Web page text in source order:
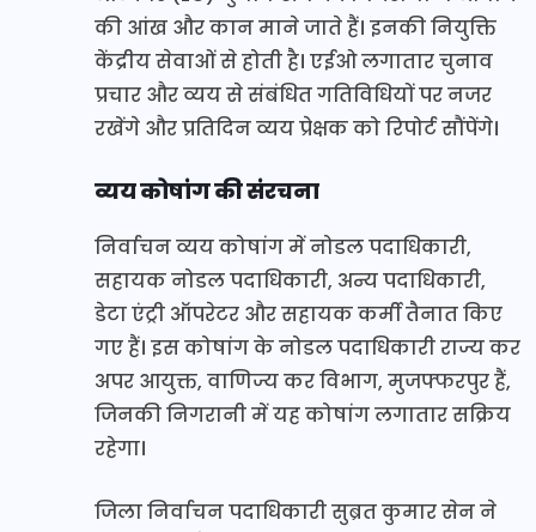
की आंख और कान माने जाते हैं। इनकी नियुक्ति
केंद्रीय सेवाओं से होती है। एईओ लगातार चुनाव
प्रचार और व्यय से संबंधित गतिविधियों पर नजर
रखेंगे और प्रतिदिन व्यय प्रेक्षक को रिपोर्ट सौंपेंगे।
व्यय कोषांग की संरचना
निर्वाचन व्यय कोषांग में नोडल पदाधिकारी,
सहायक नोडल पदाधिकारी, अन्य पदाधिकारी,
डेटा एंट्री ऑपरेटर और सहायक कर्मी तैनात किए
गए हैं। इस कोषांग के नोडल पदाधिकारी राज्य कर
अपर आयुक्त, वाणिज्य कर विभाग, मुजफ्फरपुर हैं,
जिनकी निगरानी में यह कोषांग लगातार सक्रिय
रहेगा।
जिला निर्वाचन पदाधिकारी सुब्रत कुमार सेन ने